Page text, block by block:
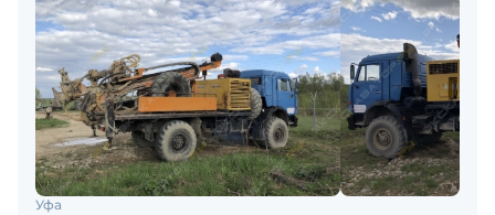
Уфа